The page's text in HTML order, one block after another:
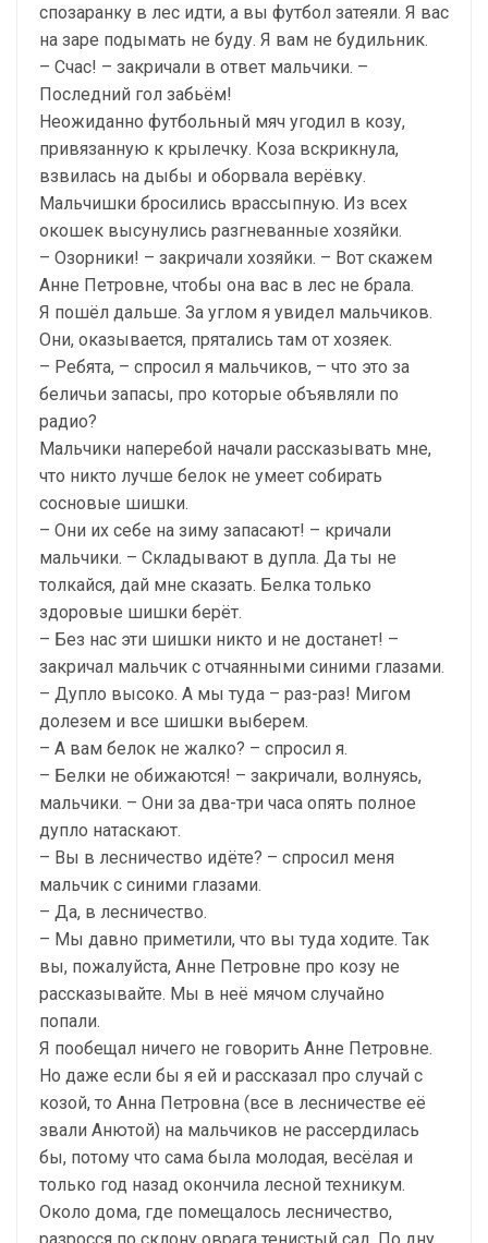
спозаранку в лес идти, а вы футбол затеяли. Я вас
на заре подымать не буду. Я вам не будильник.
– Счас! – закричали в ответ мальчики. –
Последний гол забьём!
Неожиданно футбольный мяч угодил в козу,
привязанную к крылечку. Коза вскрикнула,
взвилась на дыбы и оборвала верёвку.
Мальчишки бросились врассыпную. Из всех
окошек высунулись разгневанные хозяйки.
– Озорники! – закричали хозяйки. – Вот скажем
Анне Петровне, чтобы она вас в лес не брала.
Я пошёл дальше. За углом я увидел мальчиков.
Они, оказывается, прятались там от хозяек.
– Ребята, – спросил я мальчиков, – что это за
беличьи запасы, про которые объявляли по
радио?
Мальчики наперебой начали рассказывать мне,
что никто лучше белок не умеет собирать
сосновые шишки.
– Они их себе на зиму запасают! – кричали
мальчики. – Складывают в дупла. Да ты не
толкайся, дай мне сказать. Белка только
здоровые шишки берёт.
– Без нас эти шишки никто и не достанет! –
закричал мальчик с отчаянными синими глазами.
– Дупло высоко. А мы туда – раз-раз! Мигом
долезем и все шишки выберем.
– А вам белок не жалко? – спросил я.
– Белки не обижаются! – закричали, волнуясь,
мальчики. – Они за два-три часа опять полное
дупло натаскают.
– Вы в лесничество идёте? – спросил меня
мальчик с синими глазами.
– Да, в лесничество.
– Мы давно приметили, что вы туда ходите. Так
вы, пожалуйста, Анне Петровне про козу не
рассказывайте. Мы в неё мячом случайно
попали.
Я пообещал ничего не говорить Анне Петровне.
Но даже если бы я ей и рассказал про случай с
козой, то Анна Петровна (все в лесничестве её
звали Анютой) на мальчиков не рассердилась
бы, потому что сама была молодая, весёлая и
только год назад окончила лесной техникум.
Около дома, где помещалось лесничество,